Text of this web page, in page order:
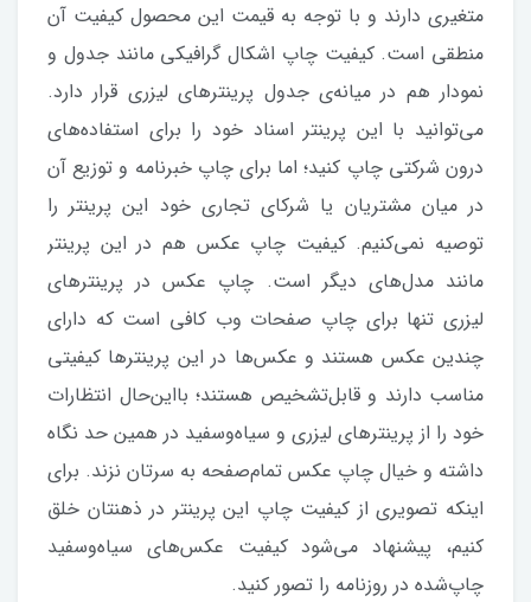
متغیری دارند و با توجه به قیمت این محصول کیفیت آن
منطقی است. کیفیت چاپ اشکال گرافیکی مانند جدول و
نمودار هم در میانه‌ی جدول پرینترهای لیزری قرار دارد.
می‌توانید با این پرینتر اسناد خود را برای استفاده‌های
درون شرکتی چاپ کنید؛ اما برای چاپ خبرنامه و توزیع آن
در میان مشتریان یا شرکای تجاری خود این پرینتر را
توصیه نمی‌کنیم. کیفیت چاپ عکس هم در این پرینتر
مانند مدل‌های دیگر است. چاپ عکس در پرینترهای
لیزری تنها برای چاپ صفحات وب کافی است که دارای
چندین عکس هستند و عکس‌ها در این پرینترها کیفیتی
مناسب دارند و قابل‌تشخیص هستند؛ بااین‌حال انتظارات
خود را از پرینترهای لیزری و سیاه‌و‌سفید در همین حد نگاه
داشته و خیال چاپ عکس تمام‌صفحه به سرتان نزند. برای
اینکه تصویری از کیفیت چاپ این پرینتر در ذهنتان خلق
کنیم، پیشنهاد می‌شود کیفیت عکس‌های سیاه‌و‌سفید
چاپ‌شده در روزنامه را تصور کنید.